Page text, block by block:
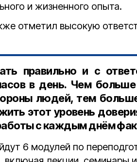
и жизненного опыта.
отметил высокую
правильно и с
в день. Чем
людей, тем
этот уровень
с каждым днём
6 модулей по